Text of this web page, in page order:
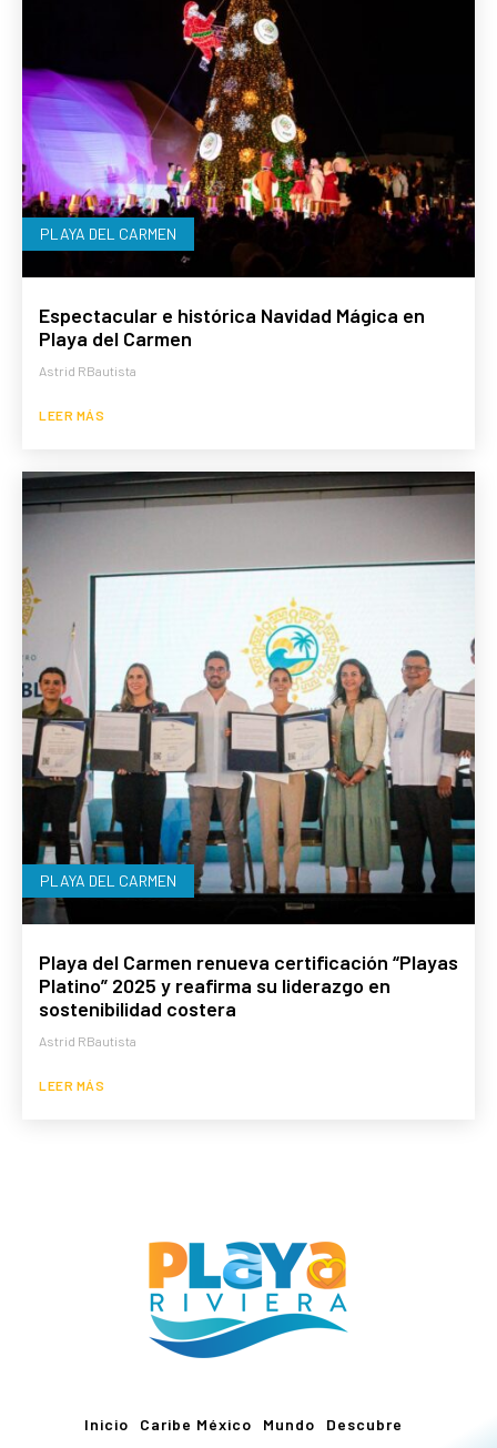
PLAYA DEL CARMEN
Espectacular e histórica Navidad Mágica en
Playa del Carmen
Astrid RBautista
LEER MÁS
PLAYA DEL CARMEN
Playa del Carmen renueva certificación “Playas
Platino” 2025 y reafirma su liderazgo en
sostenibilidad costera
Astrid RBautista
LEER MÁS
Inicio Caribe México Mundo Descubre